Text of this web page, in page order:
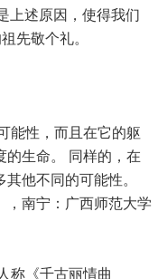
上述原因，使得我们
先敬个礼。
能性，而且在它的躯
的生命。 同样的，在
他不同的可能性。
，南宁：广西师范大学
称《千古丽情曲